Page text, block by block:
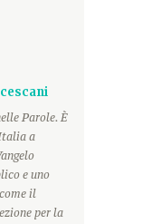
Parole. È
a
e uno
il
per la